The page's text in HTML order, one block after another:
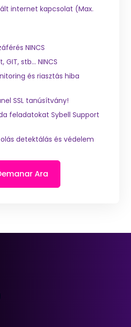
internet kapcsolat (Max.
NINCS
stb... NINCS
és riasztás hiba
SSL tanúsítvány!
feladatokat Sybell Support
detektálás és védelem
Ara